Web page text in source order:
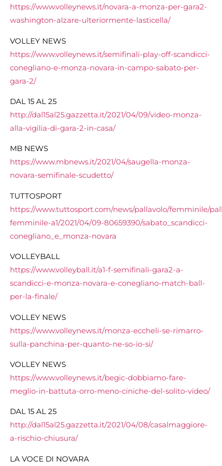
https://www.volleynews.it/novara-a-monza-per-gara2-
washington-alzare-ulteriormente-lasticella/
VOLLEY NEWS
https://www.volleynews.it/semifinali-play-off-scandicci-
conegliano-e-monza-novara-in-campo-sabato-per-
gara-2/
DAL 15 AL 25
http://dal15al25.gazzetta.it/2021/04/09/video-monza-
alla-vigilia-di-gara-2-in-casa/
MB NEWS
https://www.mbnews.it/2021/04/saugella-monza-
novara-semifinale-scudetto/
TUTTOSPORT
https://www.tuttosport.com/news/pallavolo/femminile/
femminile-a1/2021/04/09-80659390/sabato_scandicci-
conegliano_e_monza-novara
VOLLEYBALL
https://www.volleyball.it/a1-f-semifinali-gara2-a-
scandicci-e-monza-novara-e-conegliano-match-ball-
per-la-finale/
VOLLEY NEWS
https://www.volleynews.it/monza-eccheli-se-rimarro-
sulla-panchina-per-quanto-ne-so-io-si/
VOLLEY NEWS
https://www.volleynews.it/begic-dobbiamo-fare-
meglio-in-battuta-orro-meno-ciniche-del-solito-video/
DAL 15 AL 25
http://dal15al25.gazzetta.it/2021/04/08/casalmaggiore-
a-rischio-chiusura/
LA VOCE DI NOVARA